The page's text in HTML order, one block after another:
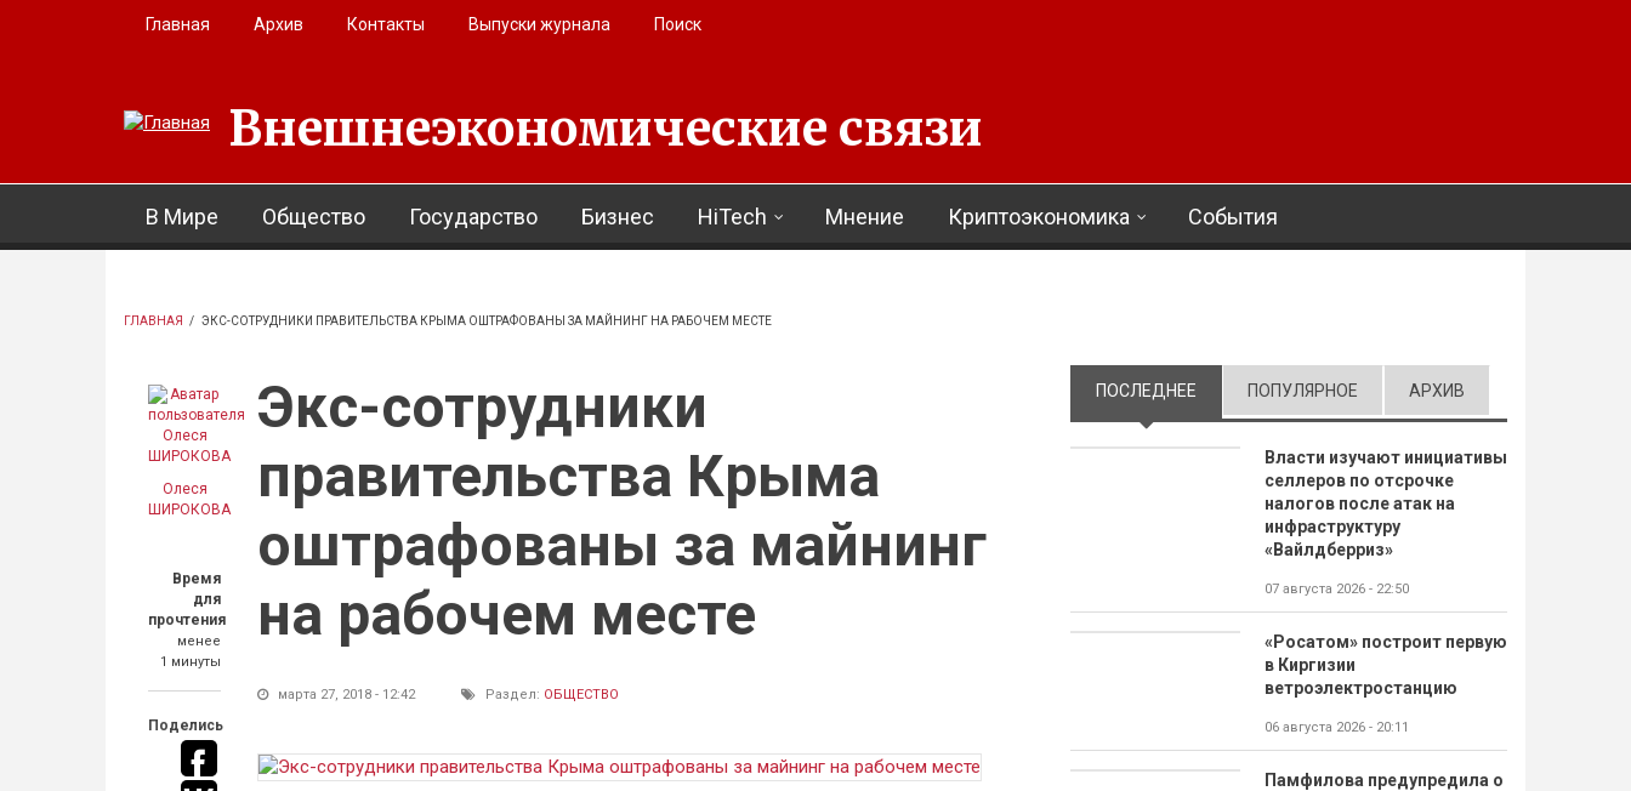
Перейти к основному содержанию
Главная Архив Контакты Выпуски журнала Поиск
Внешнеэкономические связи
В Мире Общество Государство Бизнес HiTech Мнение Криптоэкономика События
ГЛАВНАЯ / ЭКС-СОТРУДНИКИ ПРАВИТЕЛЬСТВА КРЫМА ОШТРАФОВАНЫ ЗА МАЙНИНГ НА РАБОЧЕМ МЕСТЕ
Олеся
ШИРОКОВА
Время
для
прочтения
менее
1 минуты
Поделись
Экс-сотрудники
правительства Крыма
оштрафованы за майнинг
на рабочем месте
марта 27, 2018 - 12:42 Раздел: ОБЩЕСТВО
ПОСЛЕДНЕЕ (АКТИВНАЯ ВКЛАДКА)
ПОПУЛЯРНОЕ АРХИВ
Власти изучают инициативы
селлеров по отсрочке
налогов после атак на
инфраструктуру
«Вайлдберриз»
07 августа 2026 - 22:50
«Росатом» построит первую
в Киргизии
ветроэлектростанцию
06 августа 2026 - 20:11
Памфилова предупредила о